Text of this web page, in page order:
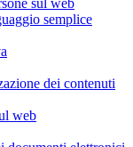
sul web
semplice
dei contenuti
web